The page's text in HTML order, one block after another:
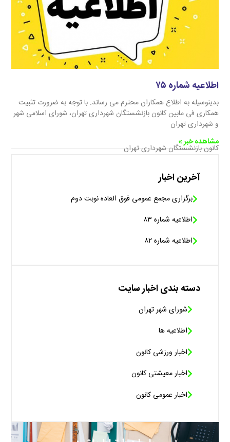
اطلاعیه شماره ۷۵
بدینوسیله به اطلاع همکاران محترم می رساند. با توجه به ضرورت تثبیت
همکاری فی مابین کانون بازنشستگان شهرداری تهران، شورای اسلامی شهر
و شهرداری تهران
مشاهده خبر »
کانون بازنشستگان شهرداری تهران
آخرین اخبار
برگزاری مجمع عمومی فوق العاده نوبت دوم
اطلاعیه شماره ۸۳
اطلاعیه شماره ۸۲
دسته بندی اخبار سایت
شورای شهر تهران
اطلاعیه ها
اخبار ورزشی کانون
اخبار معیشتی کانون
اخبار عمومی کانون